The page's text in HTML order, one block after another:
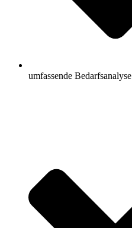
umfassende Bedarfsanalyse